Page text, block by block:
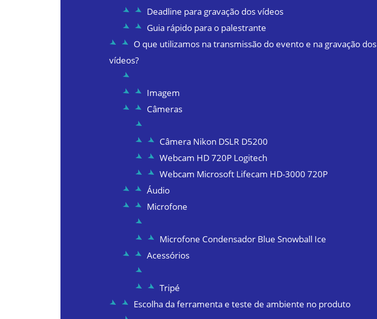
Deadline para gravação dos vídeos
Guia rápido para o palestrante
O que utilizamos na transmissão do evento e na gravação dos
vídeos?
Imagem
Câmeras
Câmera Nikon DSLR D5200
Webcam HD 720P Logitech
Webcam Microsoft Lifecam HD-3000 720P
Áudio
Microfone
Microfone Condensador Blue Snowball Ice
Acessórios
Tripé
Escolha da ferramenta e teste de ambiente no produto